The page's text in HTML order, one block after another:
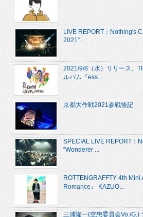
LIVE REPORT：Nothing's
2021”...
2021/9/8（水）リリース、
ルバム『ess...
京都大作戦2021参戦後記
SPECIAL LIVE REPORT：
“Wonderer ...
ROTTENGRAFFTY 4th
Romance』 KAZUO...
三浦隆一(空想委員会Vo./G.)